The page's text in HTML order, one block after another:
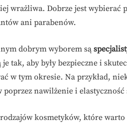
wrażliwa. Dobrze jest
ani parabenów.
dobrym wyborem są
je tak, aby były bezpieczne i
w tym okresie. Na przykład,
poprzez nawilżenie i elastyczność
kosmetyków, które warto